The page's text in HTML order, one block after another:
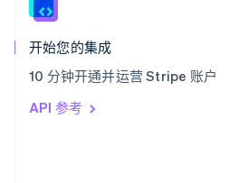
开始您的集成
10 分钟开通并运营 Stripe 账户
API 参考
匈牙利
English
ItalianoEnglish
印度
English